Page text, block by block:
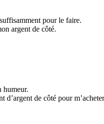
pour le faire.
argent de côté.
humeur.
d’argent de côté pour